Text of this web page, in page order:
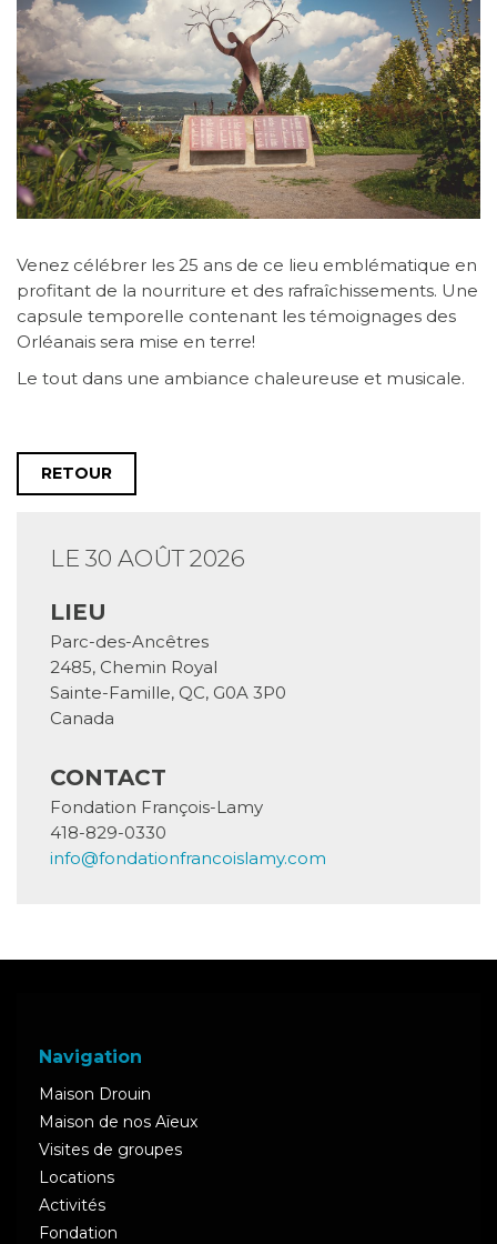
Venez célébrer les 25 ans de ce lieu emblématique en
profitant de la nourriture et des rafraîchissements. Une
capsule temporelle contenant les témoignages des
Orléanais sera mise en terre!
Le tout dans une ambiance chaleureuse et musicale.
RETOUR
LE 30 AOÛT 2026
LIEU
Parc-des-Ancêtres
2485, Chemin Royal
Sainte-Famille, QC, G0A 3P0
Canada
CONTACT
Fondation François-Lamy
418-829-0330
info@fondationfrancoislamy.com